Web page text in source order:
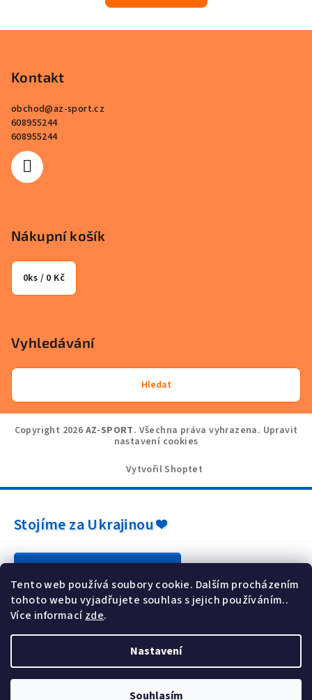
Tento web používá soubory cookie. Dalším procházením
tohoto webu vyjadřujete souhlas s jejich používáním..
Více informacízde.
Nastavení
Souhlasím
Kontakt
obchod@az-sport.cz
608955244
608955244
Nákupní košík
0ks / 0 Kč
Vyhledávání
Hledat
Copyright 2026 AZ-SPORT. Všechna práva vyhrazena. Upravit
nastavení cookies
Vytvořil Shoptet
Stojíme za Ukrajinou ❤️